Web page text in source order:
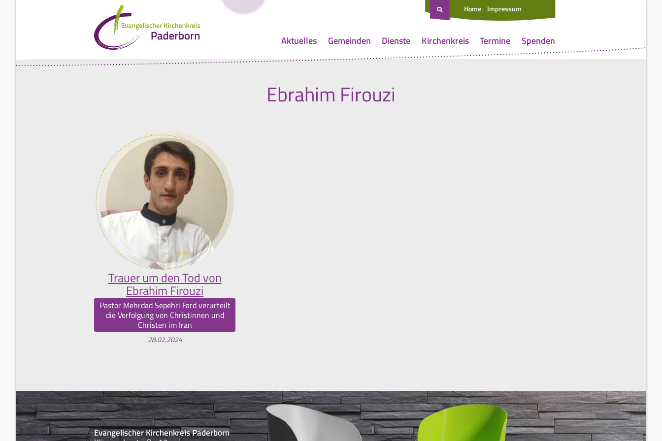
Home Impressum
Aktuelles Gemeinden Dienste Kirchenkreis Termine Spenden
Ebrahim Firouzi
Trauer um den Tod von
Ebrahim Firouzi
Pastor Mehrdad Sepehri Fard verurteilt
die Verfolgung von Christinnen und
Christen im Iran
28.02.2024
Evangelischer Kirchenkreis Paderborn